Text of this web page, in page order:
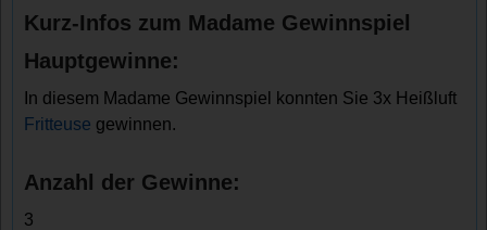
Kurz-Infos zum Madame Gewinnspiel
Hauptgewinne:
In diesem Madame Gewinnspiel konnten Sie 3x Heißluft
Fritteuse gewinnen.
Anzahl der Gewinne:
3